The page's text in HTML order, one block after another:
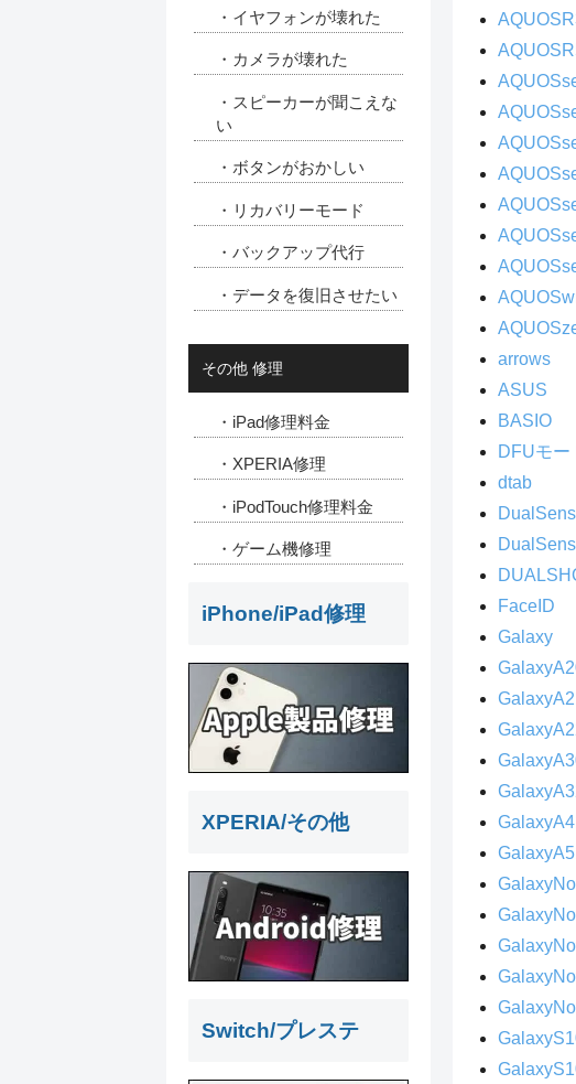
arrows
ASUS
BASIO
DFUモー
dtab
FaceID
Galaxy
・イヤフォンが壊れた
・カメラが壊れた
・スピーカーが聞こえな
い
・ボタンがおかしい
・リカバリーモード
・バックアップ代行
・データを復旧させたい
その他 修理
・iPad修理料金
・XPERIA修理
・iPodTouch修理料金
・ゲーム機修理
iPhone/iPad修理
XPERIA/その他
Switch/プレステ